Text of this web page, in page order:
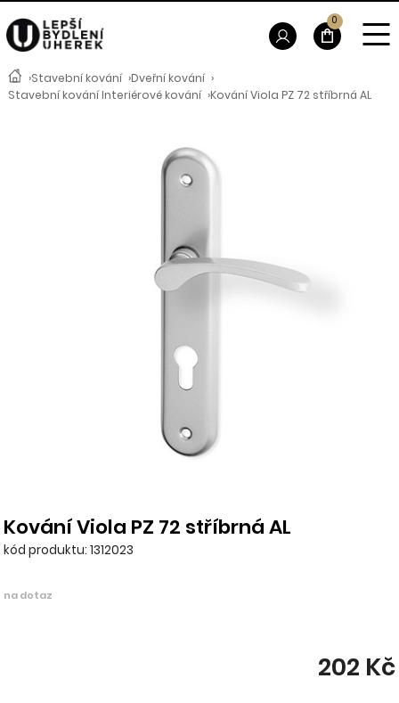
›Stavební kování ›Dveřní kování ›
Stavební kování Interiérové kování ›Kování Viola PZ 72 stříbrná AL
Kování Viola PZ 72 stříbrná AL
kód produktu: 1312023
na dotaz
202 Kč
0